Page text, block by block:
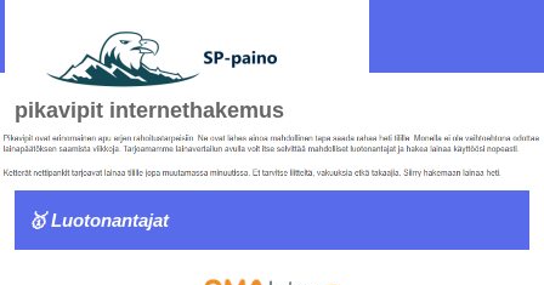
pikavipit internethakemus
🥇 Luotonantajat